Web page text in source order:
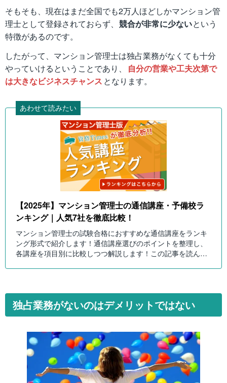
そもそも、現在はまだ全国でも2万人ほどしかマンション管
理士として登録されておらず、 競合が非常に少ないという
特徴があるのです。
したがって、マンション管理士は独占業務がなくても十分
やっていけるということであり、
自分の営業や工夫次第で
は大きなビジネスチャンス となります。
あわせて読みたい
【2025年】マンション管理士の通信講座・予備校ラ
ンキング｜人気7社を徹底比較！
マンション管理士の試験合格におすすめな通信講座をランキ
ング形式で紹介します！通信講座選びのポイントを整理し、
各講座を項目別に比較しつつ解説します！この記事を読んで
独占業務がないのはデメリットではない